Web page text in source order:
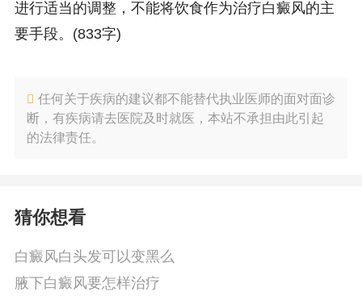
进行适当的调整，不能将饮食作为治疗白癜风的主
要手段。(833字)
任何关于疾病的建议都不能替代执业医师的面对面诊
断，有疾病请去医院及时就医，本站不承担由此引起
的法律责任。
猜你想看
白癜风白头发可以变黑么
腋下白癜风要怎样治疗